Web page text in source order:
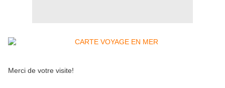
Merci de votre visite!